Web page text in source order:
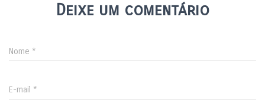
Deixe um comentário
Nome *
E-mail *